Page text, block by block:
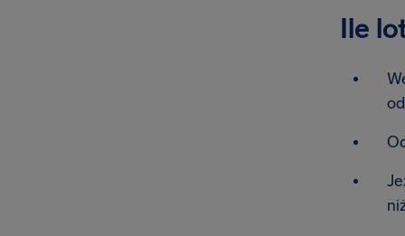
Ile